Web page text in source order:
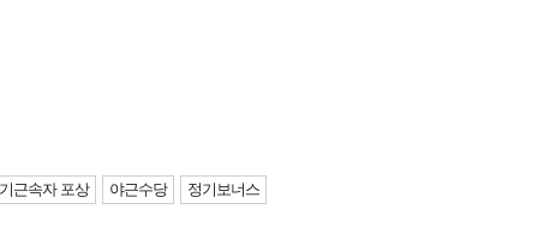
근속자 포상 야근수당 정기보너스